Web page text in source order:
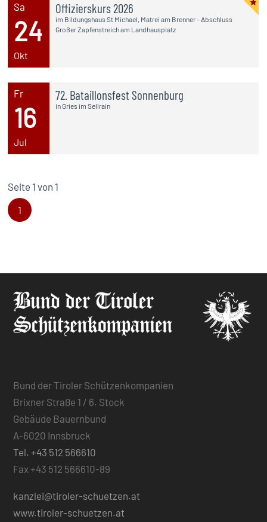
Sa
24
Okt
Offizierskurs 2026
im Bildungshaus St Michael, Matrei am Brenner - Abschluss
Großer Zapfenstreich am Landhausplatz
Fr
16
Jul
72. Bataillonsfest Sonnenburg
in Gries im Sellrain
Seite 1 von 1
1
Bund der Tiroler Schützenkompanien
Brixner Straße 1 / 6. Stock
Gebäude Bauernbund
A-6020 Innsbruck
Tel. +43 512 566610
Fax +43 512 566610-89
kanzlei@tiroler-schuetzen.at
www.tiroler-schuetzen.at